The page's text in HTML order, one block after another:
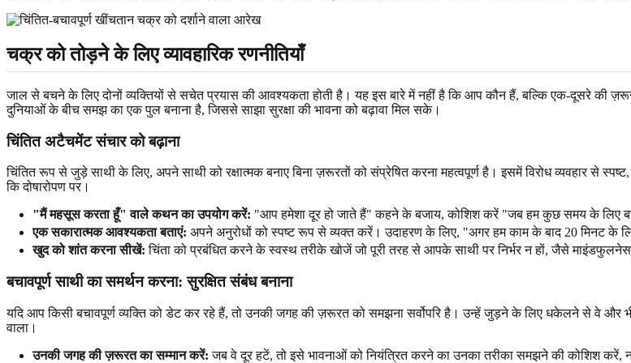
चक्र को तोड़ने के लिए व्यावहारिक रणनीतियाँ
जाल से बचने के लिए दोनों व्यक्तियों से सचेत प्रयास की आवश्यकता होती है। यह इस बारे में नहीं है कि आप कौन हैं, बल्कि एक-दूसरे की
दुनियाओं के बीच समझ का एक पुल बनाना है, जिससे साझा सुरक्षा की भावना को बढ़ावा मिल सके।
चिंतित अटैचमेंट संचार को बढ़ाना
चिंतित रूप से जुड़े साथी के लिए, अपने साथी को रक्षात्मक बनाए बिना ज़रूरतों को संप्रेषित करना महत्वपूर्ण है। इसमें विरोध व्यवहार से
कि दोषारोपण पर।
"मैं महसूस करता हूँ" वाले कथन का उपयोग करें: "आप हमेशा दूर हो जाते हैं" कहने के बजाय, कोशिश करें "जब हम कुछ समय के लिए
एक सकारात्मक आवश्यकता बताएं: अपने अनुरोधों को स्पष्ट रूप से व्यक्त करें। उदाहरण के लिए, "अगर हम काम के बाद 20 मिनट के
खुद को शांत करना सीखें: चिंता को प्रबंधित करने के स्वस्थ तरीके खोजें जो पूरी तरह से आपके साथी पर निर्भर न हों, जैसे माइंडफुलनेस,
बचावपूर्ण साथी का समर्थन करना: सुरक्षित संबंध बनाना
यदि आप किसी बचावपूर्ण व्यक्ति को डेट कर रहे हैं, तो उनकी जगह की ज़रूरत को समझना सर्वोपरि है। उन्हें जुड़ने के लिए धकेलने से वे और
वाला।
उनकी जगह की ज़रूरत का सम्मान करें: जब वे दूर हटें, तो इसे भावनाओं को नियंत्रित करने का उनका तरीका समझने की कोशिश